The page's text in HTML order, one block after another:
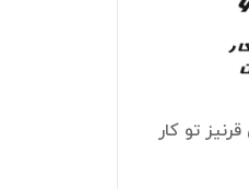
تو کار